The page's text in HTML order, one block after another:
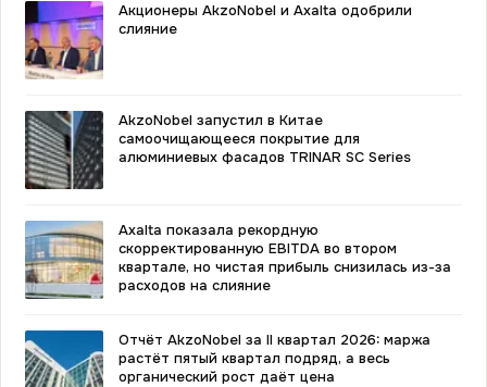
Акционеры AkzoNobel и Axalta одобрили
слияние
AkzoNobel запустил в Китае
самоочищающееся покрытие для
алюминиевых фасадов TRINAR SC Series
Axalta показала рекордную
скорректированную EBITDA во втором
квартале, но чистая прибыль снизилась из-за
расходов на слияние
Отчёт AkzoNobel за II квартал 2026: маржа
растёт пятый квартал подряд, а весь
органический рост даёт цена